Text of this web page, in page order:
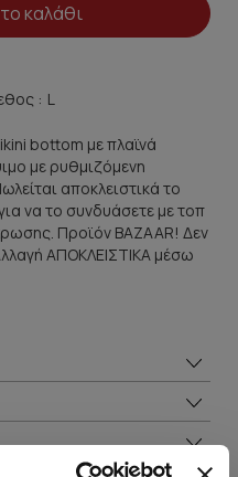
καλάθι
:
bottom με πλαϊνά
με ρυθμιζόμενη
αποκλειστικά το
να το συνδυάσετε με τοπ
Προϊόν BAZAAR! Δεν
ΑΠΟΚΛΕΙΣΤΙΚΑ μέσω